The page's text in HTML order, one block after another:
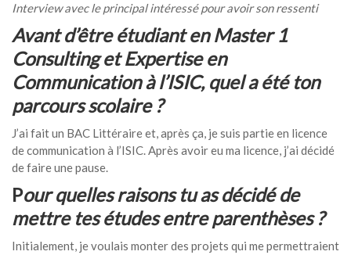
Interview avec le principal intéressé pour avoir son ressenti
Avant d’être étudiant en Master 1
Consulting et Expertise en
Communication à l’ISIC, quel a été ton
parcours scolaire ?
J’ai fait un BAC Littéraire et, après ça, je suis partie en licence
de communication à l’ISIC. Après avoir eu ma licence, j’ai décidé
de faire une pause.
Pour quelles raisons tu as décidé de
mettre tes études entre parenthèses ?
Initialement, je voulais monter des projets qui me permettraient